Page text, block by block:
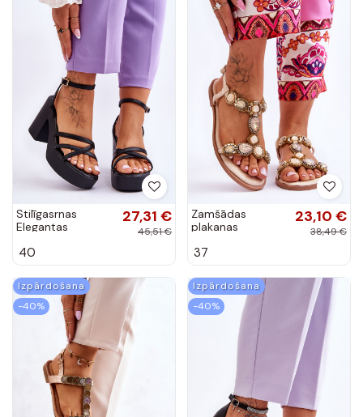
Stilīgasrnas
Elegantas
sandales ar
krāsas Shemira
27,31 €
45,51 €
40
Zamšādas
plakanas
krāsas Dallas
23,10 €
38,49 €
37
Izpārdošana
-40%
Izpārdošana
-40%